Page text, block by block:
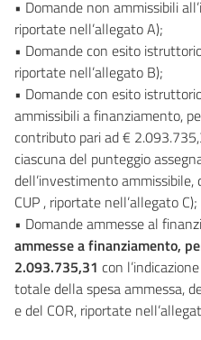
• Domande non ammissibili
riportate nell’allegato A);
• Domande con esito
riportate nell’allegato B);
• Domande con esito
ammissibili a finanziamento,
contributo pari ad €
ciascuna del punteggio
dell’investimento
CUP , riportate nell’allegato C);
• Domande ammesse al
ammesse a finanziamento,
2.093.735,31 con
totale della spesa ammessa,
e del COR, riportate